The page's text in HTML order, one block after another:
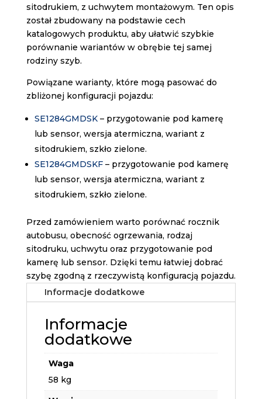
sitodrukiem, z uchwytem montażowym. Ten opis
został zbudowany na podstawie cech
katalogowych produktu, aby ułatwić szybkie
porównanie wariantów w obrębie tej samej
rodziny szyb.
Powiązane warianty, które mogą pasować do
zbliżonej konfiguracji pojazdu:
SE1284GMDSK– przygotowanie pod kamerę
lub sensor, wersja atermiczna, wariant z
sitodrukiem, szkło zielone.
SE1284GMDSKF– przygotowanie pod kamerę
lub sensor, wersja atermiczna, wariant z
sitodrukiem, szkło zielone.
Przed zamówieniem warto porównać rocznik
autobusu, obecność ogrzewania, rodzaj
sitodruku, uchwytu oraz przygotowanie pod
kamerę lub sensor. Dzięki temu łatwiej dobrać
szybę zgodną z rzeczywistą konfiguracją pojazdu.
Informacje dodatkowe
Informacje
dodatkowe
Waga
58 kg